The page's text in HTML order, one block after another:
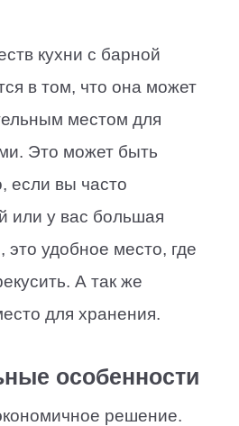
кухни с барной
в том, что она может
местом для
Это может быть
если вы часто
или у вас большая
это удобное место, где
А так же
для хранения.
особенности
решение.